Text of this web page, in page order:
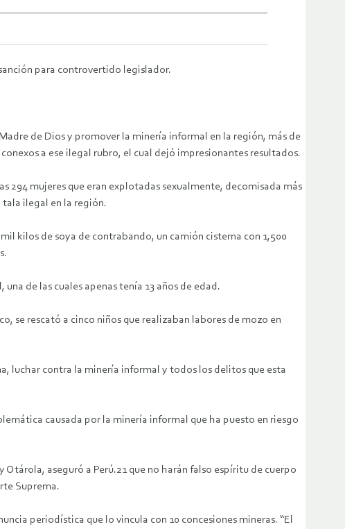
para controvertido legislador.
de Dios y promover la minería informal en la región, más de
a ese ilegal rubro, el cual dejó impresionantes resultados.
mujeres que eran explotadas sexualmente, decomisada más
tala ilegal en la región.
kilos de soya de contrabando, un camión cisterna con 1,500
de las cuales apenas tenía 13 años de edad.
se rescató a cinco niños que realizaban labores de mozo en
luchar contra la minería informal y todos los delitos que esta
causada por la minería informal que ha puesto en riesgo
aseguró a Perú.21 que no harán falso espíritu de cuerpo
Suprema.
periodística que lo vincula con 10 concesiones mineras. “El